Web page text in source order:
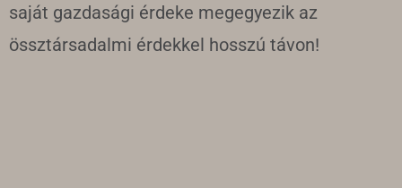
saját gazdasági érdeke megegyezik az
össztársadalmi érdekkel hosszú távon!